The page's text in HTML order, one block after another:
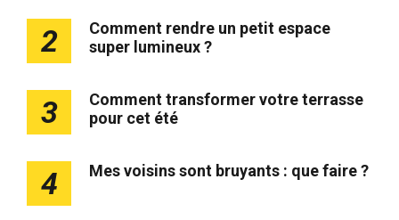
2
Comment rendre un petit espace
super lumineux ?
3
Comment transformer votre terrasse
pour cet été
4 Mes voisins sont bruyants : que faire ?